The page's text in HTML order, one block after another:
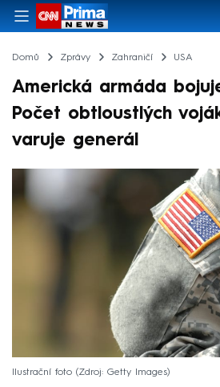
Domů Zprávy Zahraničí USA
Americká armáda
Počet obtloustlých
varuje generál
Ilustrační foto Zdroj: Getty Images